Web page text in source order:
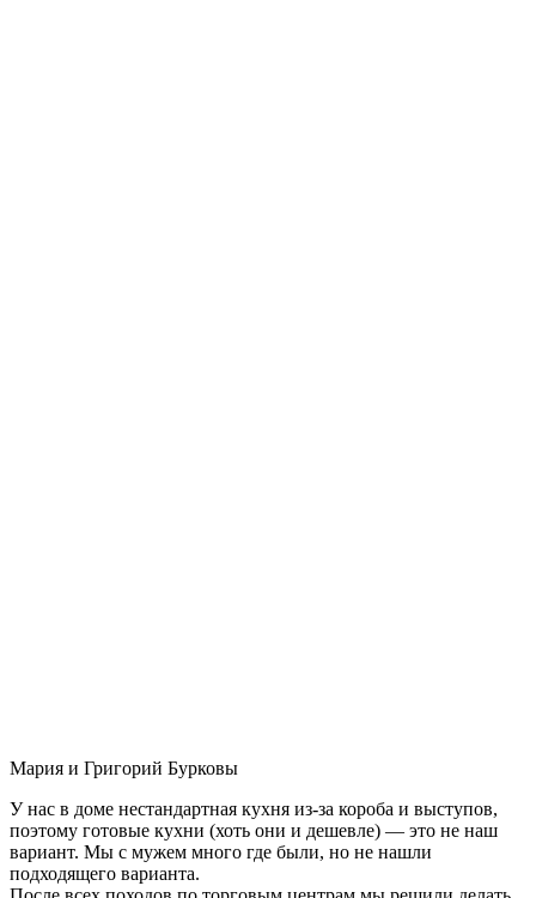
Мария и Григорий Бурковы
У нас в доме нестандартная кухня из-за короба и выступов,
поэтому готовые кухни (хоть они и дешевле) — это не наш
вариант. Мы с мужем много где были, но не нашли
подходящего варианта.